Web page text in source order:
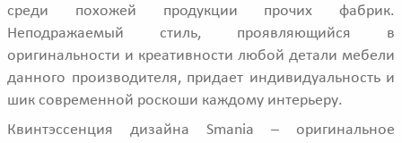
среди похожей продукции прочих фабрик.
Неподражаемый стиль, проявляющийся в
оригинальности и креативности любой детали мебели
данного производителя, придает индивидуальность и
шик современной роскоши каждому интерьеру.
Квинтэссенция дизайна Smania – оригинальное